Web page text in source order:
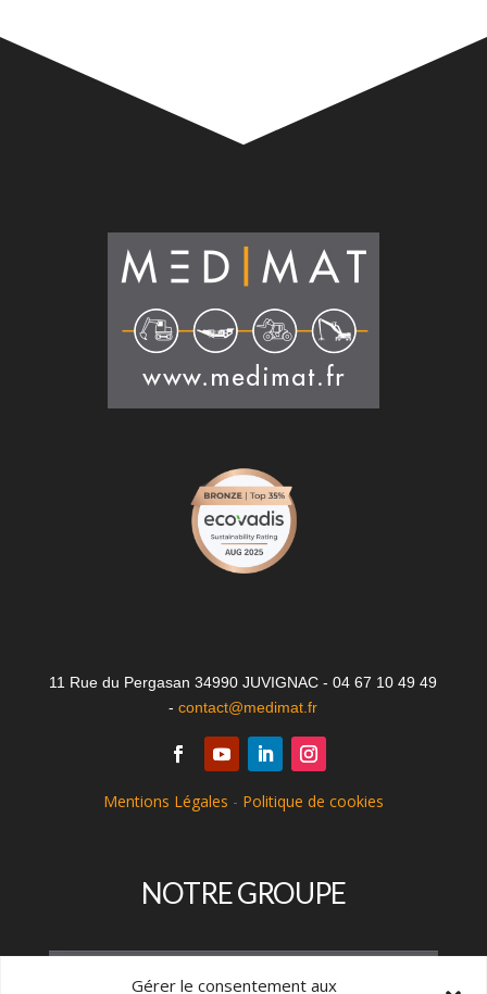
Gérer le consentement aux
11 Rue du Pergasan 34990 JUVIGNAC - 04 67 10 49 49
-contact@medimat.fr
Mentions Légales - Politique de cookies
NOTRE GROUPE